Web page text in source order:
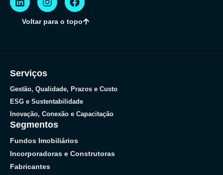
Voltar para o topo
Serviços
Gestão, Qualidade, Prazos e Custo
ESG e Sustentabilidade
Inovação, Conexão e Capacitação
Segmentos
Fundos Imobiliários
Incorporadoras e Construtoras
Fabricantes